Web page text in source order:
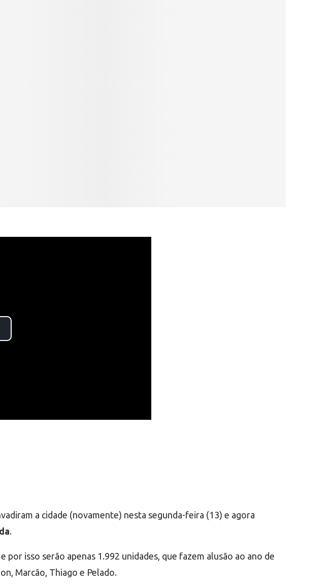
a cidade (novamente) nesta segunda-feira (13) e agora
.
por isso serão apenas 1.992 unidades, que fazem alusão ao ano de
Marcão, Thiago e Pelado.